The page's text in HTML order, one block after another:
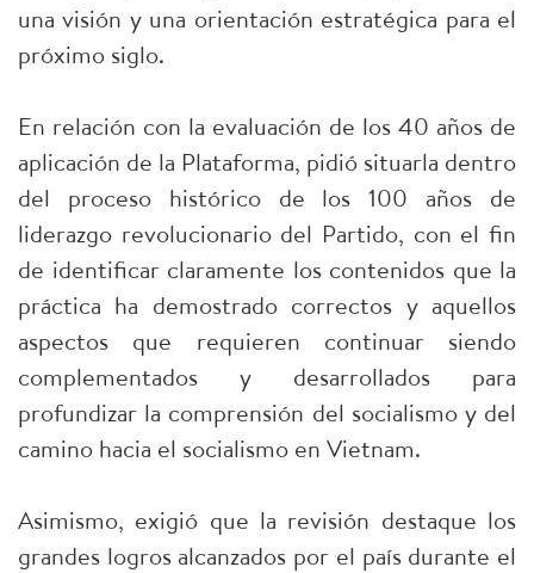
una visión y una orientación estratégica para el
próximo siglo.
En relación con la evaluación de los 40 años de
aplicación de la Plataforma, pidió situarla dentro
del proceso histórico de los 100 años de
liderazgo revolucionario del Partido, con el fin
de identificar claramente los contenidos que la
práctica ha demostrado correctos y aquellos
aspectos que requieren continuar siendo
complementados y desarrollados para
profundizar la comprensión del socialismo y del
camino hacia el socialismo en Vietnam.
Asimismo, exigió que la revisión destaque los
grandes logros alcanzados por el país durante el